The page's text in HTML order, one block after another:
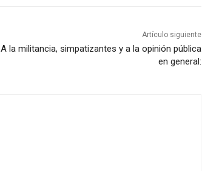
Artículo siguiente
A la militancia, simpatizantes y a la opinión pública
en general: